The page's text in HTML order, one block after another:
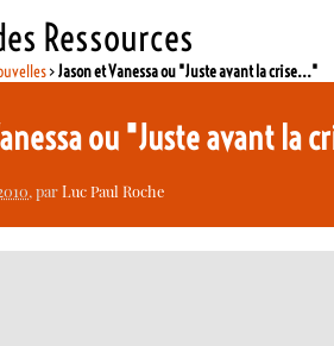
Ressources
>Jason et Vanessa ou "Juste avant la crise..."
ou "Juste avant la
, parLuc Paul Roche